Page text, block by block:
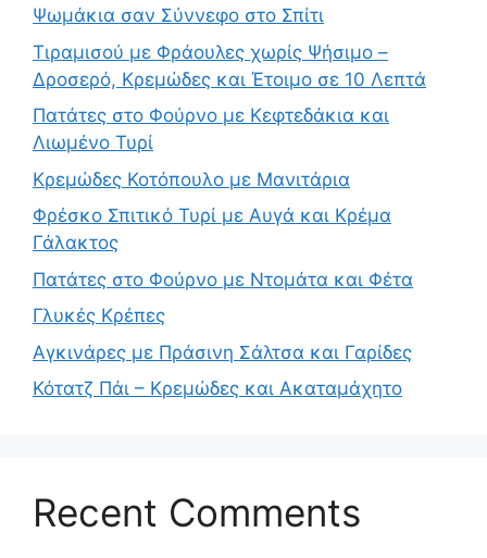
Ψωμάκια σαν Σύννεφο στο Σπίτι
Τιραμισού με Φράουλες χωρίς Ψήσιμο –
Δροσερό, Κρεμώδες και Έτοιμο σε 10 Λεπτά
Πατάτες στο Φούρνο με Κεφτεδάκια και
Λιωμένο Τυρί
Κρεμώδες Κοτόπουλο με Μανιτάρια
Φρέσκο Σπιτικό Τυρί με Αυγά και Κρέμα
Γάλακτος
Πατάτες στο Φούρνο με Ντομάτα και Φέτα
Γλυκές Κρέπες
Αγκινάρες με Πράσινη Σάλτσα και Γαρίδες
Κότατζ Πάι – Κρεμώδες και Ακαταμάχητο
Recent Comments